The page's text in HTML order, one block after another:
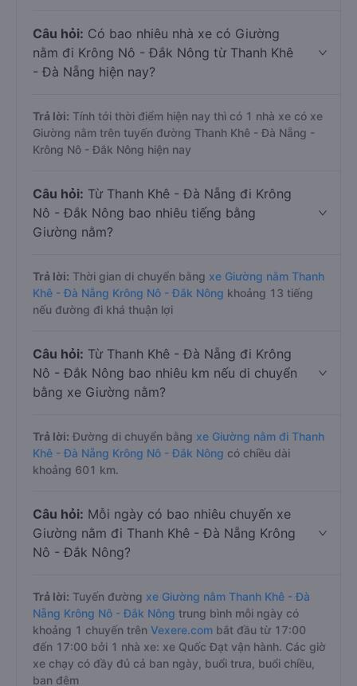
Câu hỏi: Có bao nhiêu nhà xe có Giường
nằm đi Krông Nô - Đắk Nông từ Thanh Khê
- Đà Nẵng hiện nay?
Trả lời: Tính tới thời điểm hiện nay thì có 1 nhà xe có xe
Giường nằm trên tuyến đường Thanh Khê - Đà Nẵng -
Krông Nô - Đắk Nông hiện nay
Câu hỏi: Từ Thanh Khê - Đà Nẵng đi Krông
Nô - Đắk Nông bao nhiêu tiếng bằng
Giường nằm?
Trả lời: Thời gian di chuyển bằng xe Giường nằm Thanh
Khê - Đà Nẵng Krông Nô - Đắk Nông khoảng 13 tiếng
nếu đường đi khá thuận lợi
Câu hỏi: Từ Thanh Khê - Đà Nẵng đi Krông
Nô - Đắk Nông bao nhiêu km nếu di chuyển
bằng xe Giường nằm?
Trả lời: Đường di chuyển bằng xe Giường nằm đi Thanh
Khê - Đà Nẵng Krông Nô - Đắk Nông có chiều dài
khoảng 601 km.
Câu hỏi: Mỗi ngày có bao nhiêu chuyến xe
Giường nằm đi Thanh Khê - Đà Nẵng Krông
Nô - Đắk Nông?
Trả lời: Tuyến đường xe Giường nằm Thanh Khê - Đà
Nẵng Krông Nô - Đắk Nông trung bình mỗi ngày có
khoảng 1 chuyến trên Vexere.com bắt đầu từ 17:00
đến 17:00 bởi 1 nhà xe: xe Quốc Đạt vận hành. Các giờ
xe chạy có đầy đủ cả ban ngày, buổi trưa, buổi chiều,
ban đêm